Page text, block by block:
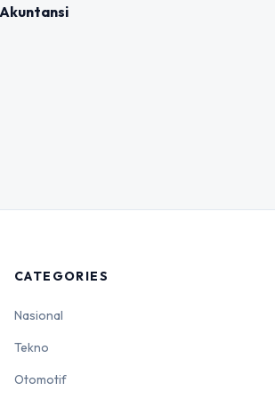
CATEGORIES
Nasional
Tekno
Otomotif